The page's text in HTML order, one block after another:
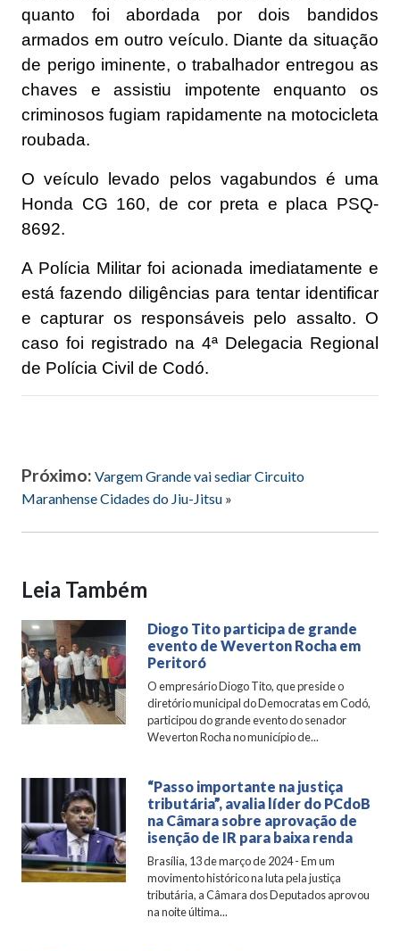
quanto foi abordada por dois bandidos
armados em outro veículo. Diante da situação
de perigo iminente, o trabalhador entregou as
chaves e assistiu impotente enquanto os
criminosos fugiam rapidamente na motocicleta
roubada.
O veículo levado pelos vagabundos é uma
Honda CG 160, de cor preta e placa PSQ-
8692.
A Polícia Militar foi acionada imediatamente e
está fazendo diligências para tentar identificar
e capturar os responsáveis pelo assalto. O
caso foi registrado na 4ª Delegacia Regional
de Polícia Civil de Codó.
Próximo: Vargem Grande vai sediar Circuito
Maranhense Cidades do Jiu-Jitsu »
Leia Também
Diogo Tito participa de grande
evento de Weverton Rocha em
Peritoró
O empresário Diogo Tito, que preside o
diretório municipal do Democratas em Codó,
participou do grande evento do senador
Weverton Rocha no município de...
“Passo importante na justiça
tributária”, avalia líder do PCdoB
na Câmara sobre aprovação de
isenção de IR para baixa renda
Brasília, 13 de março de 2024 - Em um
movimento histórico na luta pela justiça
tributária, a Câmara dos Deputados aprovou
na noite última...